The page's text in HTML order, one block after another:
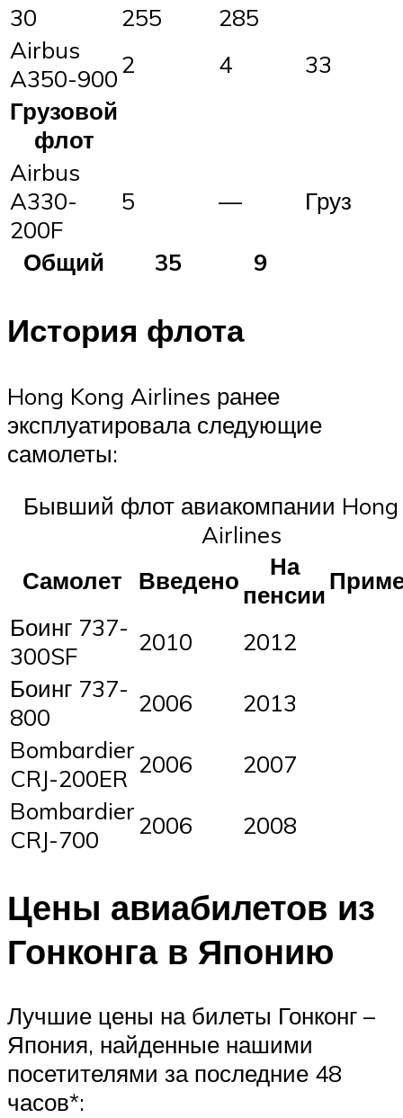
30
255
285
Airbus
A350-9002 4
33
Грузовой
флот
Airbus
A330-
200F
5 — Груз
Общий 35 9
История флота
Hong Kong Airlines ранее
эксплуатировала следующие
самолеты:
Бывший флот авиакомпании Hong
Airlines
Самолет
Введено
На
пенсии
Боинг 737-
300SF
2010
2012
Боинг 737-
800
2006
2013
Bombardier
CRJ-200ER 2006
2007
Bombardier
CRJ-700
2006 2008
Цены авиабилетов из
Гонконга в Японию
Лучшие цены на билеты Гонконг –
Япония, найденные нашими
посетителями за последние 48
часов*: